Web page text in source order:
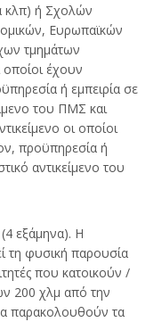
κλπ) ή Σχολών
Ευρωπαϊκών
τμημάτων
έχουν
ή εμπειρία σε
του ΠΜΣ και
οι οποίοι
προϋπηρεσία ή
αντικείμενο του
εξάμηνα). Η
τη φυσική παρουσία
που κατοικούν /
200 χλμ από την
παρακολουθούν τα